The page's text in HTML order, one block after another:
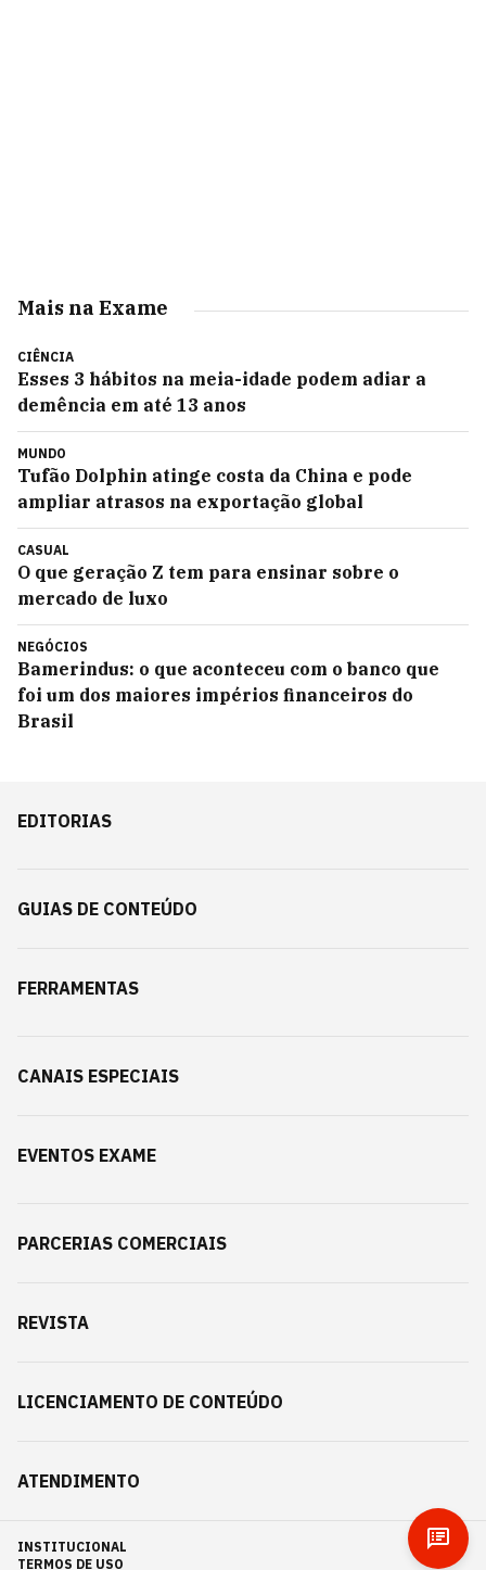
Mais na Exame
CIÊNCIA
Esses 3 hábitos na meia-idade podem adiar a
demência em até 13 anos
MUNDO
Tufão Dolphin atinge costa da China e pode
ampliar atrasos na exportação global
CASUAL
O que geração Z tem para ensinar sobre o
mercado de luxo
NEGÓCIOS
Bamerindus: o que aconteceu com o banco que
foi um dos maiores impérios financeiros do
Brasil
EDITORIAS
GUIAS DE CONTEÚDO
FERRAMENTAS
CANAIS ESPECIAIS
EVENTOS EXAME
PARCERIAS COMERCIAIS
REVISTA
LICENCIAMENTO DE CONTEÚDO
ATENDIMENTO
INSTITUCIONAL
TERMOS DE USO